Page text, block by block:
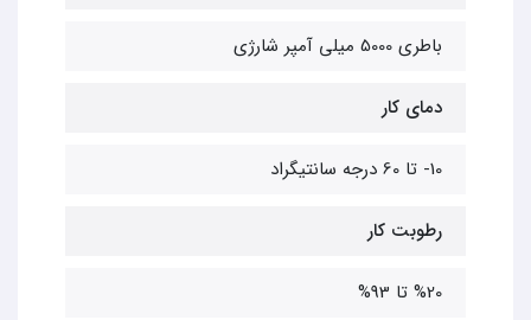
باطری 5000 میلی آمپر شارژی
دمای کار
10- تا 60 درجه سانتیگراد
رطوبت کار
%20 تا 93%